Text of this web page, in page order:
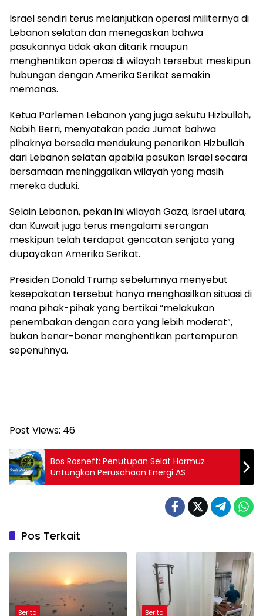
Israel sendiri terus melanjutkan operasi militernya di
Lebanon selatan dan menegaskan bahwa
pasukannya tidak akan ditarik maupun
menghentikan operasi di wilayah tersebut meskipun
hubungan dengan Amerika Serikat semakin
memanas.
Ketua Parlemen Lebanon yang juga sekutu Hizbullah,
Nabih Berri, menyatakan pada Jumat bahwa
pihaknya bersedia mendukung penarikan Hizbullah
dari Lebanon selatan apabila pasukan Israel secara
bersamaan meninggalkan wilayah yang masih
mereka duduki.
Selain Lebanon, pekan ini wilayah Gaza, Israel utara,
dan Kuwait juga terus mengalami serangan
meskipun telah terdapat gencatan senjata yang
diupayakan Amerika Serikat.
Presiden Donald Trump sebelumnya menyebut
kesepakatan tersebut hanya menghasilkan situasi di
mana pihak-pihak yang bertikai “melakukan
penembakan dengan cara yang lebih moderat”,
bukan benar-benar menghentikan pertempuran
sepenuhnya.
Post Views: 46
Bos Rosneft: Penutupan Selat Hormuz
Untungkan Perusahaan Energi AS
Pos Terkait
Berita Berita